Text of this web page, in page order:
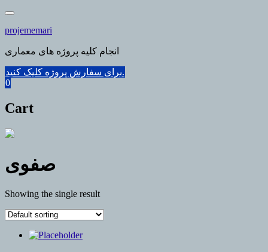
Skip
content
projememari
انجام کلیه پروژه های معماری
برای سفارش پروژه کلیک کنید.
0
Cart
صفوی
Showing the single result